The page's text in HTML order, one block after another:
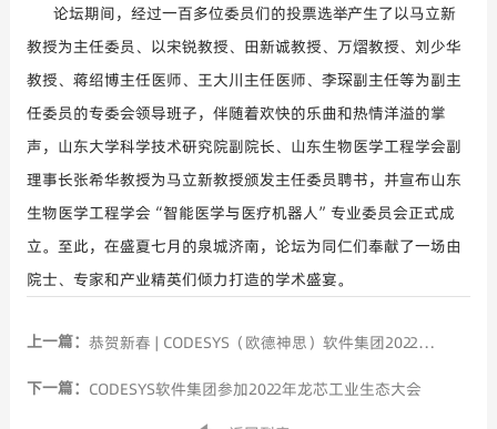
论坛期间，经过一百多位委员们的投票选举产生了以马立新
教授为主任委员 、以宋锐教授、田新诚教授、万熠教授、刘少华
教授、蒋绍博主任医师、王大川主任医师、李琛副主任等为副主
任委员的专委会领导班子，伴随着欢快的乐曲和热情洋溢的掌
声， 山东大学科学技术研究院副院长、 山东生物医学工程学会副
理事长张希华教授为马立新教授颁发主任委员聘书，并宣布山东
生物医学工程学会 “智能医学与医疗机器人”专业委员会正式成
立。至此，在盛夏七月的泉城济南，论坛为同仁们奉献了一场由
院士、专家和产业精英们倾力打造的学术盛宴。
上一篇： 恭贺新春 | CODESYS（欧德神思）软件集团2022年新春贺词
下一篇： CODESYS软件集团参加2022年龙芯工业生态大会